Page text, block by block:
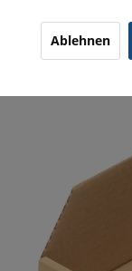
Ablehnen